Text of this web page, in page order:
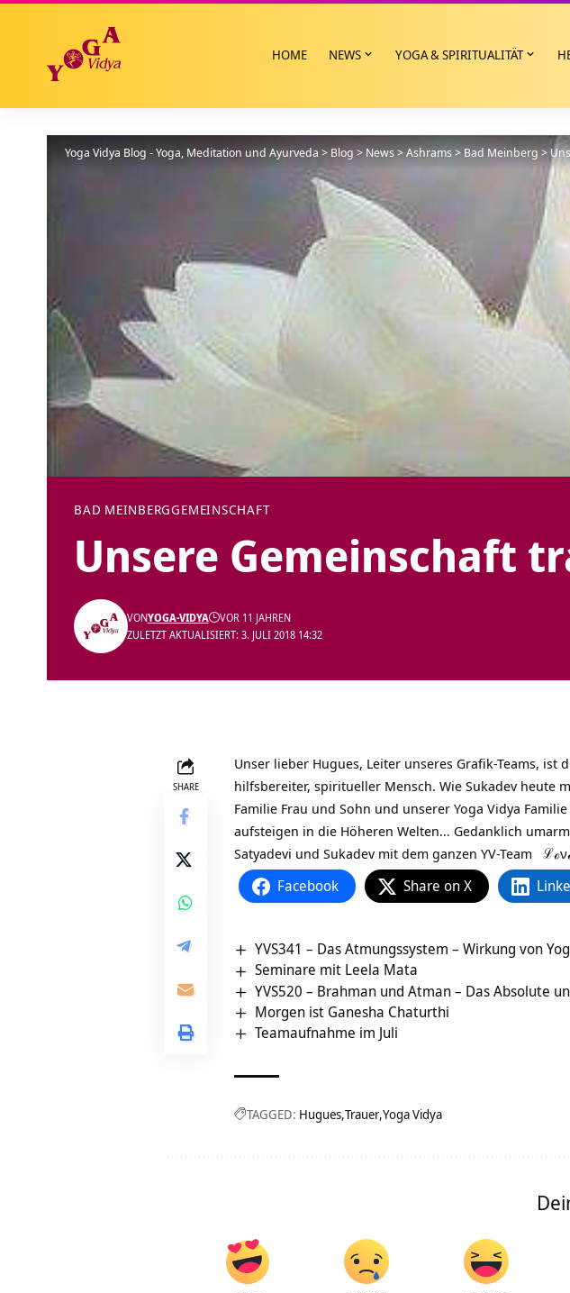
HOME NEWS YOGA & SPIRITUALITÄT
Yoga Vidya Blog - Yoga, Meditation und Ayurveda > Blog > News>Ashrams> Bad Meinberg>
BAD MEINBERGGEMEINSCHAFT
Unsere Gemeinschaft
ZULETZT AKTUALISIERT: 3. JULI 2018 14:32
VONYOGA-VIDYA VOR 11 JAHREN
SHARE
Unser lieber Hugues, Leiter unseres Grafik-Teams,
hilfsbereiter, spiritueller Mensch. Wie Sukadev heute
Familie Frau und Sohn und unserer Yoga Vidya
aufsteigen in die Höheren Welten… Gedanklich
Satyadevi und Sukadev mit dem ganzen YV-Team
Facebook Share on X
YVS341 – Das Atmungssystem – Wirkung von
Seminare mit Leela Mata
YVS520 – Brahman und Atman – Das Absolute
Morgen ist Ganesha Chaturthi
Teamaufnahme im Juli
TAGGED: Hugues Trauer Yoga Vidya